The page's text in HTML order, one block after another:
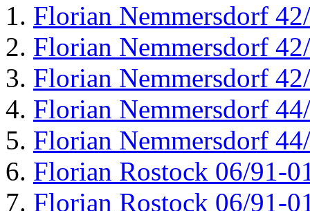
Florian Nemmersdorf
Florian Nemmersdorf
Florian Nemmersdorf
Florian Nemmersdorf
Florian Nemmersdorf
Florian Rostock 06/91-
Florian Rostock 06/91-